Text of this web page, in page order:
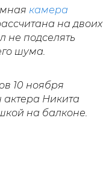
камера
на двоих
не подселять
шума.
10 ноября
актера Никита
на балконе.